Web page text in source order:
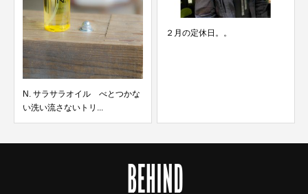
N. サラサラオイル べとつかな
い洗い流さないトリ...
２月の定休日。。